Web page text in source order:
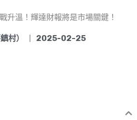
溫！輝達財報將是市場關鍵！
村） 2025-02-25